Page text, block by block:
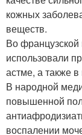
кожных
веществ.
Во
использовали
астме, а также в
В народной
повышенной
воспалении